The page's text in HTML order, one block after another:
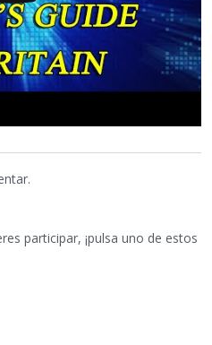
participar, ¡pulsa uno de estos